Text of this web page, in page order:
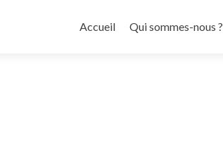
au
Accueil Qui sommes-nous ?